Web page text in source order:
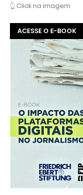
👆 Click na imagem
ACESSE O E-BOOK